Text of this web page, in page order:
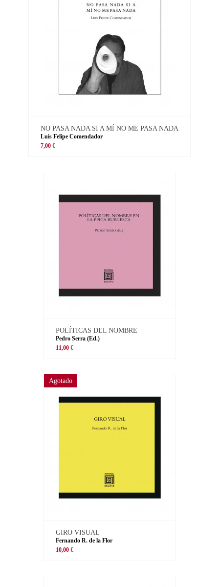
NO PASA NADA SI A MÍ NO ME PASA NADA
Luis Felipe Comendador
7,00 €
POLÍTICAS DEL NOMBRE
Pedro Serra (Ed.)
11,00 €
Agotado
GIRO VISUAL
Fernando R. de la Flor
10,00 €